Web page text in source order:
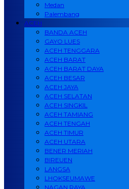
Medan
Palembang
ACEH
BANDA ACEH
GAYO LUES
ACEH TENGGARA
ACEH BARAT
ACEH BARAT DAYA
ACEH BESAR
ACEH JAYA
ACEH SELATAN
ACEH SINGKIL
ACEH TAMIANG
ACEH TENGAH
ACEH TIMUR
ACEH UTARA
BENER MERIAH
BIREUEN
LANGSA
LHOKSEUMAWE
NAGAN RAYA